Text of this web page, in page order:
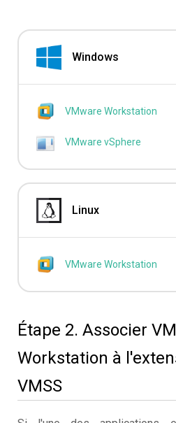
Windows
VMware Workstation
VMware vSphere
Linux
VMware Workstation
Étape 2. Associer
Workstation à
VMSS